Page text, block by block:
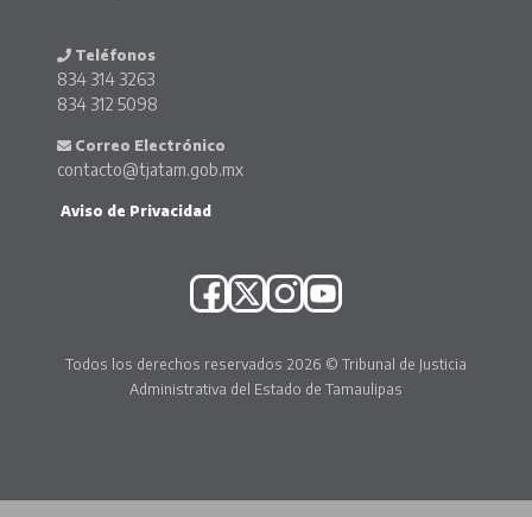
Teléfonos
834 314 3263
834 312 5098
Correo Electrónico
contacto@tjatam.gob.mx
Aviso de Privacidad
Todos los derechos reservados 2026 © Tribunal de Justicia
Administrativa del Estado de Tamaulipas